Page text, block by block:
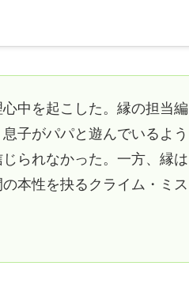
中を起こした。縁の担当編
子がパパと遊んでいるよう
られなかった。一方、縁は
本性を抉るクライム・ミス